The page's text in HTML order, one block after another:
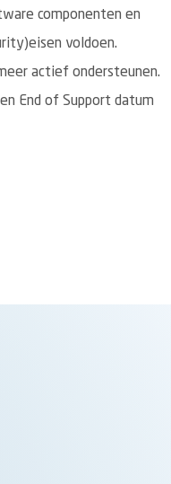
componenten en
voldoen.
actief ondersteunen.
End of Support datum